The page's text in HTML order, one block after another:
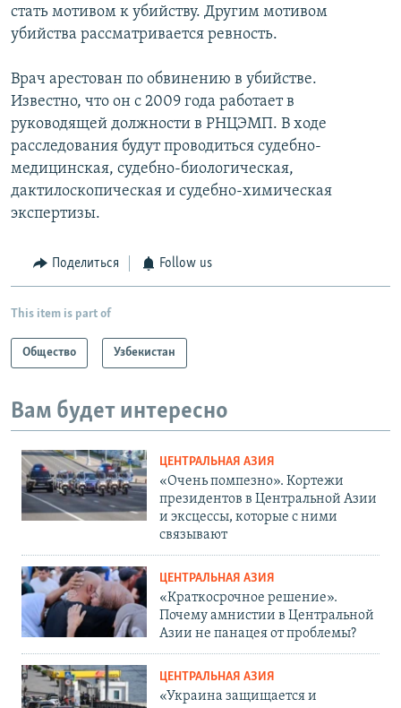
стать мотивом к убийству. Другим мотивом
убийства рассматривается ревность.
Врач арестован по обвинению в убийстве.
Известно, что он с 2009 года работает в
руководящей должности в РНЦЭМП. В ходе
расследования будут проводиться судебно-
медицинская, судебно-биологическая,
дактилоскопическая и судебно-химическая
экспертизы.
Поделиться Follow us
This item is part of
Общество Узбекистан
Вам будет интересно
ЦЕНТРАЛЬНАЯ АЗИЯ
«Очень помпезно». Кортежи
президентов в Центральной Азии
и эксцессы, которые с ними
связывают
ЦЕНТРАЛЬНАЯ АЗИЯ
«Краткосрочное решение».
Почему амнистии в Центральной
Азии не панацея от проблемы?
ЦЕНТРАЛЬНАЯ АЗИЯ
«Украина защищается и